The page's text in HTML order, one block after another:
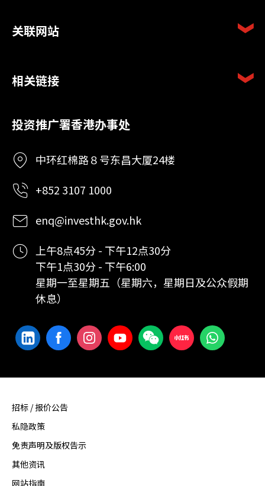
关联网站
相关链接
投资推广署香港办事处
中环红棉路８号东昌大厦24楼
+852 3107 1000
enq@investhk.gov.hk
上午8点45分 - 下午12点30分
下午1点30分 - 下午6:00
星期一至星期五（星期六，星期日及公众假期
休息）
招标 / 报价公告
私隐政策
免责声明及版权告示
其他资讯
网站指南